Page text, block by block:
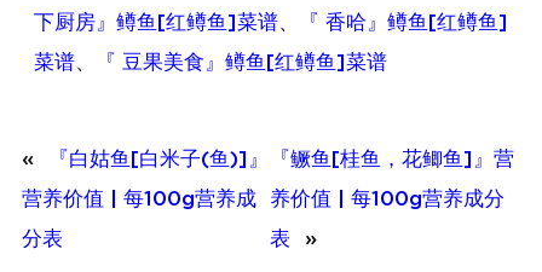
下厨房』鳟鱼[红鳟鱼]菜谱、
『 香哈』鳟鱼[红鳟鱼]
菜谱、 『 豆果美食』鳟鱼[红鳟鱼]菜谱
«
『白姑鱼[白米子(鱼)]』
营养价值 | 每100g营养成
分表
『鳜鱼[桂鱼，花鲫鱼]』营
养价值 | 每100g营养成分
表
»